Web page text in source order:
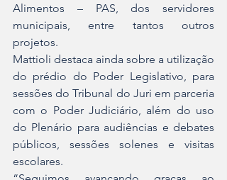
Alimentos – PAS, dos servidores
municipais, entre tantos outros
projetos.
Mattioli destaca ainda sobre a utilização
do prédio do Poder Legislativo, para
sessões do Tribunal do Juri em parceria
com o Poder Judiciário, além do uso
do Plenário para audiências e debates
públicos, sessões solenes e visitas
escolares.